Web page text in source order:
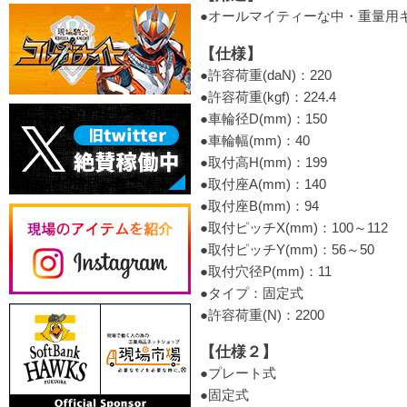
●オールマイティーな中・重量用
【仕様】
●許容荷重(daN)：220
●許容荷重(kgf)：224.4
●車輪径D(mm)：150
●車輪幅(mm)：40
●取付高H(mm)：199
●取付座A(mm)：140
●取付座B(mm)：94
●取付ピッチX(mm)：100～112
●取付ピッチY(mm)：56～50
●取付穴径P(mm)：11
●タイプ：固定式
●許容荷重(N)：2200
【仕様２】
●プレート式
●固定式